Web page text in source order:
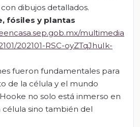
dibujos detallados.
fósiles y plantas
multimedia
202101-RSC-oyZTqJhuIk-
fueron fundamentales para
de la célula y el mundo
no solo está inmerso en
célula sino también del